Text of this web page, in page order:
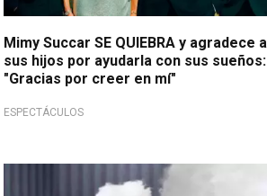
Mimy Succar SE QUIEBRA y agradece a
sus hijos por ayudarla con sus sueños:
"Gracias por creer en mí"
ESPECTÁCULOS